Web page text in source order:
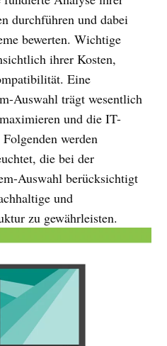
durchführen und dabei
bewerten. Wichtige
ihrer Kosten,
Eine
Auswahl trägt wesentlich
und die IT-
werden
die bei der
Auswahl berücksichtigt
und
zu gewährleisten.